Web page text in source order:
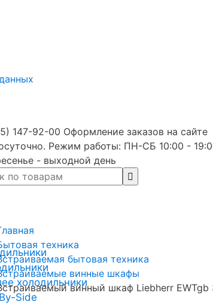
147-92-00 Оформление заказов на сайте
Режим работы: ПН-СБ 10:00 -
- выходной день
холодильники
Side
техника
бытовая техника
винные шкафы
винный шкаф Liebherr EWTgb